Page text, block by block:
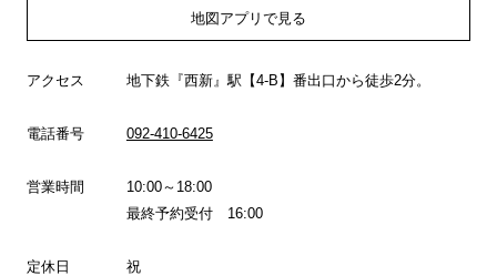
地図アプリで見る
アクセス 地下鉄『西新』駅【4-B】番出口から徒歩2分。
電話番号 092-410-6425
営業時間
10:00～18:00
最終予約受付 16:00
定休日
祝